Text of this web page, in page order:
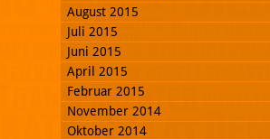
August 2015
Juli 2015
Juni 2015
April 2015
Februar 2015
November 2014
Oktober 2014